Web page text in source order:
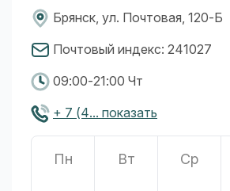
Брянск, ул. Почтовая, 120-Б
Почтовый индекс: 241027
09:00-21:00 Чт
+ 7 (4... показать
Пн Вт Ср